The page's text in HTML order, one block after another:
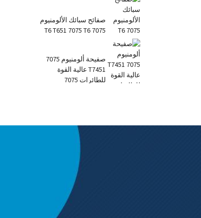
صفائح سبائك الألومنيوم
7075 T6 T651 7075 T6
صفيحة ألومنيوم 7075
T7451 عالية القوة
للطائرات 7075